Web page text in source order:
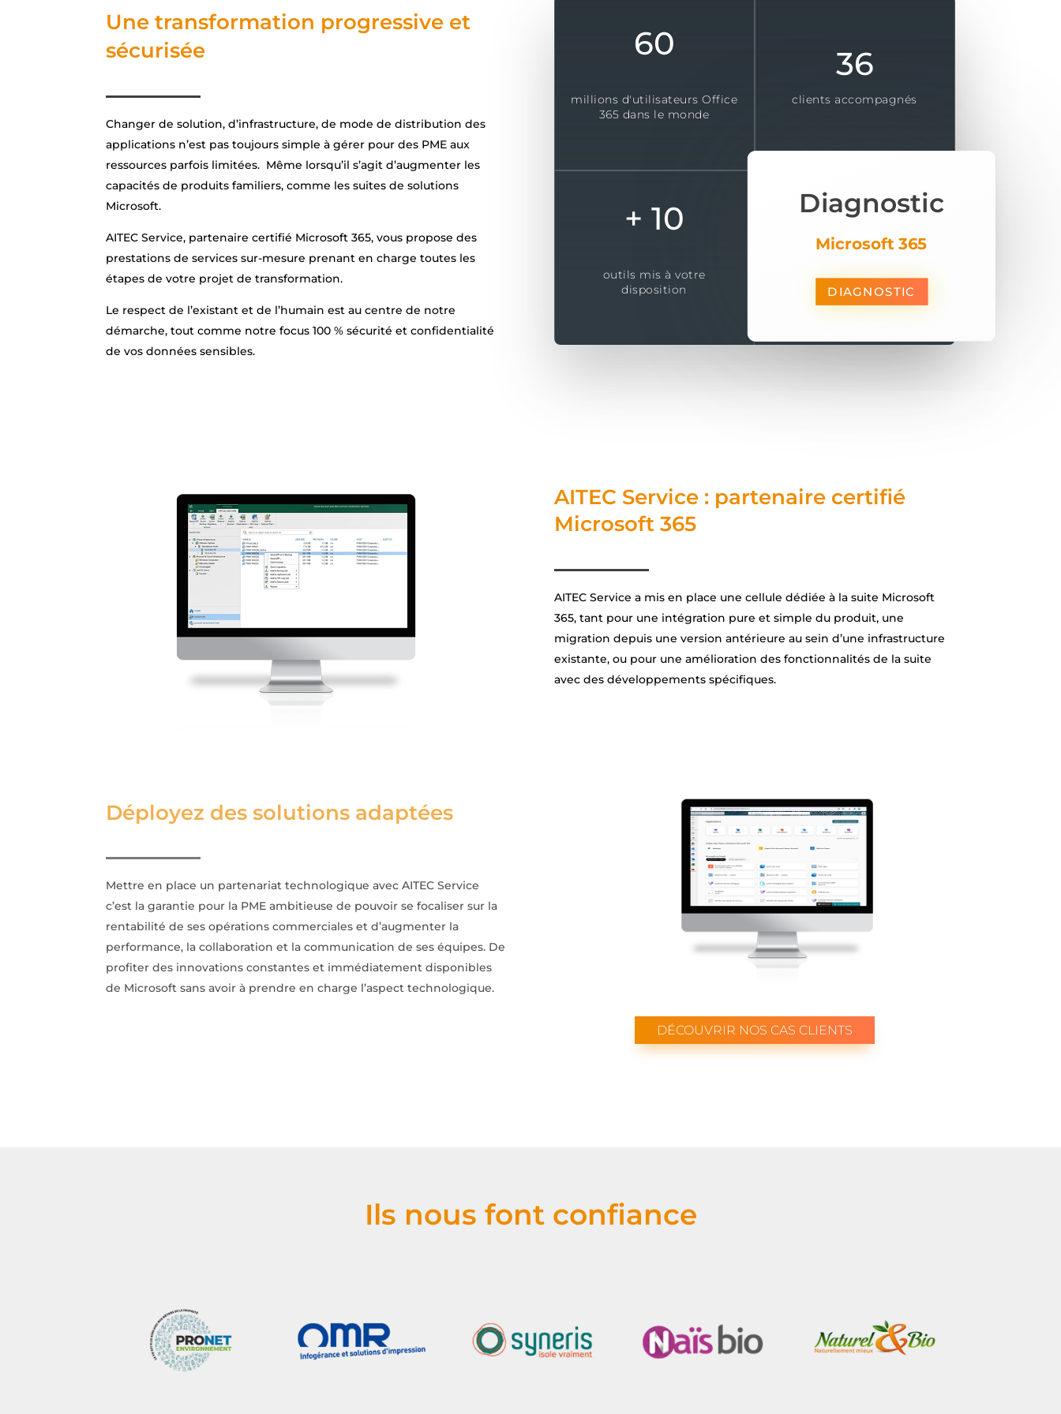
Une transformation progressive et
sécurisée
Changer de solution, d’infrastructure, de mode de distribution des
applications n’est pas toujours simple à gérer pour des PME aux
ressources parfois limitées. Même lorsqu’il s’agit d’augmenter les
capacités de produits familiers, comme les suites de solutions
Microsoft.
AITEC Service, partenaire certifié Microsoft 365, vous propose des
prestations de services sur-mesure prenant en charge toutes les
étapes de votre projet de transformation.
Le respect de l’existant et de l’humain est au centre de notre
démarche, tout comme notre focus 100 % sécurité et confidentialité
de vos données sensibles.
60
millions d'utilisateurs Office
365 dans le monde
10
outils mis à votre
disposition
36
clients accompagnés
Diagnostic
Microsoft 365
DIAGNOSTIC
AITEC Service : partenaire certifié
Microsoft 365
AITEC Service a mis en place une cellule dédiée à la suite Microsoft
365, tant pour une intégration pure et simple du produit, une
migration depuis une version antérieure au sein d’une infrastructure
existante, ou pour une amélioration des fonctionnalités de la suite
avec des développements spécifiques.
Déployez des solutions adaptées
Mettre en place un partenariat technologique avec AITEC Service
c’est la garantie pour la PME ambitieuse de pouvoir se focaliser sur la
rentabilité de ses opérations commerciales et d’augmenter la
performance, la collaboration et la communication de ses équipes. De
profiter des innovations constantes et immédiatement disponibles
de Microsoft sans avoir à prendre en charge l’aspect technologique.
DÉCOUVRIR NOS CAS CLIENTS
Ils nous font confiance